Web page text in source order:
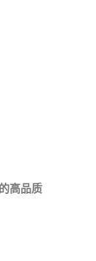
高品质